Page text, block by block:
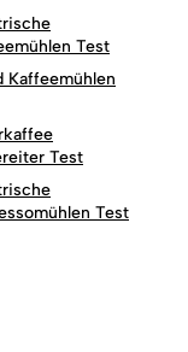
Test
Kaffeemühlen
Test
Test